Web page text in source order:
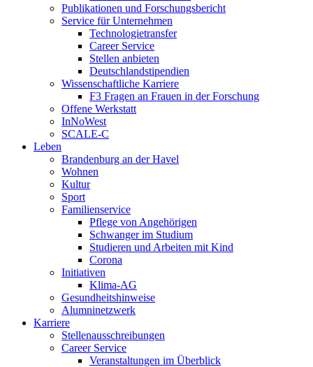
Publikationen und Forschungsbericht
Service für Unternehmen
Technologietransfer
Career Service
Stellen anbieten
Deutschlandstipendien
Wissenschaftliche Karriere
F3 Fragen an Frauen in der Forschung
Offene Werkstatt
InNoWest
SCALE-C
Leben
Brandenburg an der Havel
Wohnen
Kultur
Sport
Familienservice
Pflege von Angehörigen
Schwanger im Studium
Studieren und Arbeiten mit Kind
Corona
Initiativen
Klima-AG
Gesundheitshinweise
Alumninetzwerk
Karriere
Stellenausschreibungen
Career Service
Veranstaltungen im Überblick